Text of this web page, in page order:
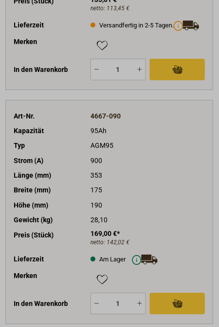
netto: 113,45 €
Lieferzeit Versandfertig in 2-5 Tagen.
Merken
In den Warenkorb
Art-Nr.
4667-090
Kapazität
95Ah
Typ
AGM95
Strom (A)
900
Länge (mm)
353
Breite (mm)
175
Höhe (mm)
190
Gewicht (kg)
28,10
Preis (Stück)
169,00 €*
netto: 142,02 €
Lieferzeit Am Lager
Merken
In den Warenkorb